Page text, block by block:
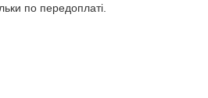
по передоплаті.